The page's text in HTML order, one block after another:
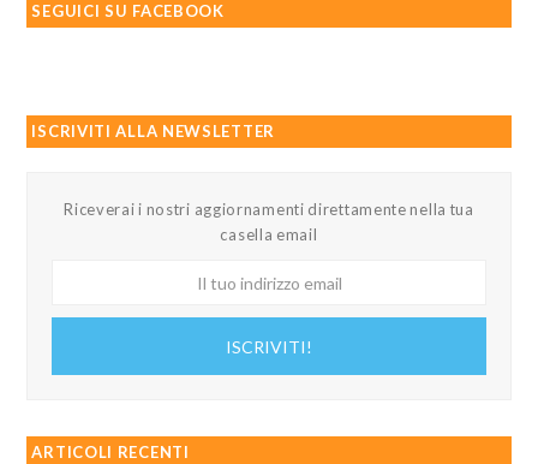
SEGUICI SU FACEBOOK
ISCRIVITI ALLA NEWSLETTER
Riceverai i nostri aggiornamenti direttamente nella tua
casella email
ISCRIVITI!
ARTICOLI RECENTI